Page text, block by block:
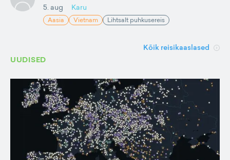
5. aug Karu
Aasia Vietnam Lihtsalt puhkusereis
Kõik reisikaaslased
UUDISED